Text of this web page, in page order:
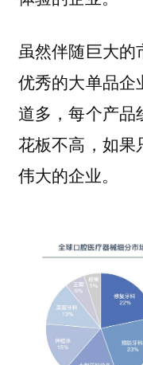
虽然伴随巨大的
优秀的大单品企
道多，每个产品
花板不高，如果
伟大的企业。